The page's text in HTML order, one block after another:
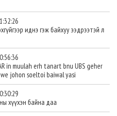
иднэ гэж байхуу ээдрээтэй л
in muulah erh tanart bnu UBS geher
johon soeltoi baiwal yasi
хүүхэн байна даа